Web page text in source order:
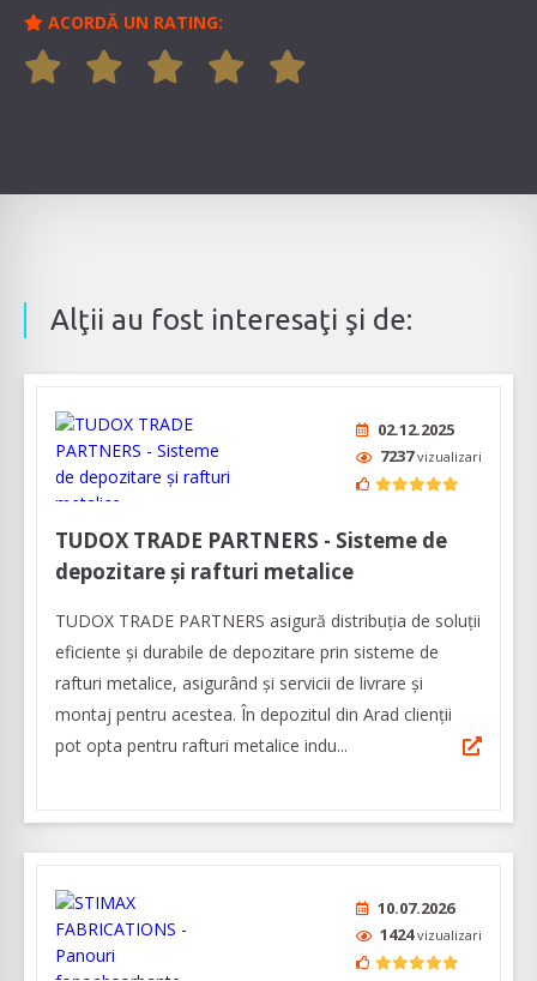
ACORDĂ UN RATING:
Alţii au fost interesaţi şi de:
02.12.2025
7237vizualizari
TUDOX TRADE PARTNERS - Sisteme de
depozitare și rafturi metalice
TUDOX TRADE PARTNERS asigură distribuția de soluții
eficiente și durabile de depozitare prin sisteme de
rafturi metalice, asigurând şi servicii de livrare și
montaj pentru acestea. În depozitul din Arad clienţii
pot opta pentru rafturi metalice indu...
10.07.2026
1424vizualizari